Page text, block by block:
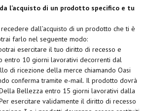
l’acquisto di un prodotto specifico e tu
dall’acquisto di un prodotto che ti è
farlo nel seguente modo:
esercitare il tuo diritto di recesso e
entro 10 giorni lavorativi decorrenti dal
di ricezione della merce chiamando Oasi
conferma tramite e-mail. Il prodotto dovrà
Bellezza entro 15 giorni lavorativi dalla
esercitare validamente il diritto di recesso